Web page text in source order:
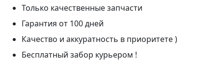
Только качественные запчасти
Гарантия от 100 дней
Качество и аккуратность в приоритете )
Бесплатный забор курьером !